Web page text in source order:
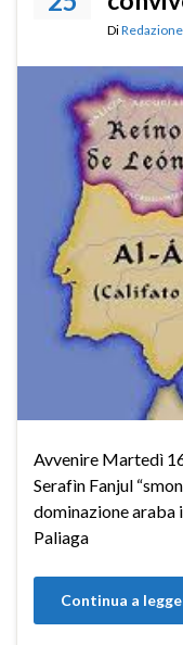
DiRedazione
Avvenire Martedì
Serafìn Fanjul
dominazione araba
Paliaga
Continua a